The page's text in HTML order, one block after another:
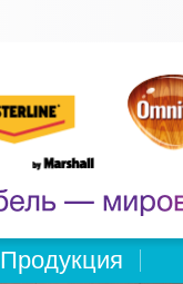
Продукция